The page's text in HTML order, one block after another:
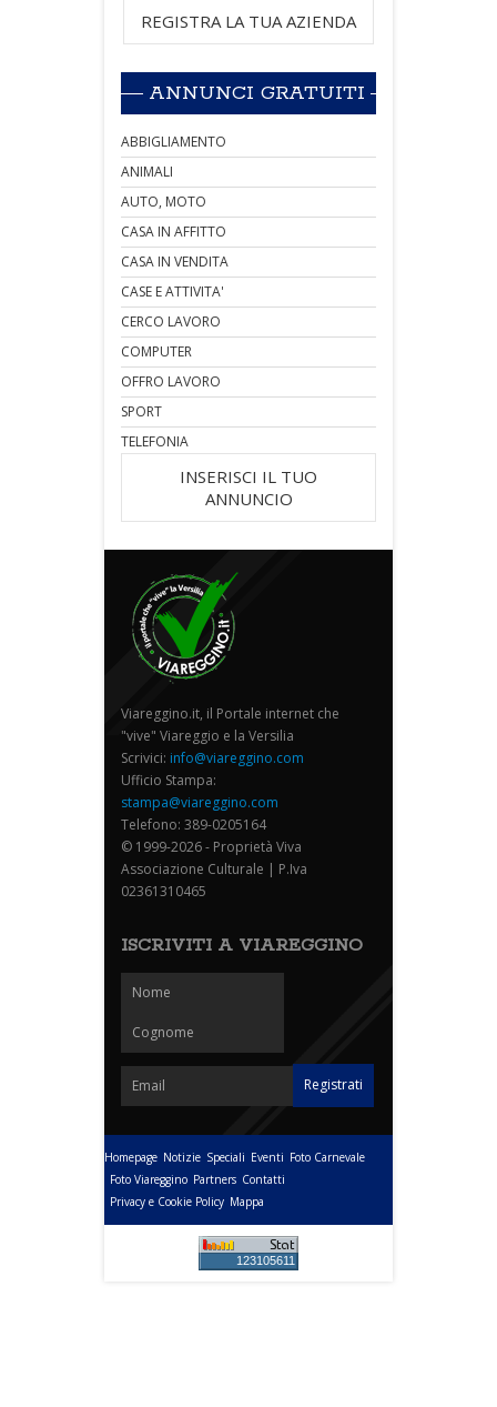
REGISTRA LA TUA AZIENDA
ANNUNCI GRATUITI
ABBIGLIAMENTO
ANIMALI
AUTO, MOTO
CASA IN AFFITTO
CASA IN VENDITA
CASE E ATTIVITA'
CERCO LAVORO
COMPUTER
OFFRO LAVORO
SPORT
TELEFONIA
INSERISCI IL TUO
ANNUNCIO
Viareggino.it, il Portale internet che
"vive" Viareggio e la Versilia
Scrivici: info@viareggino.com
Ufficio Stampa:
stampa@viareggino.com
Telefono: 389-0205164
© 1999-2026 - Proprietà Viva
Associazione Culturale | P.Iva
02361310465
ISCRIVITI A VIAREGGINO
Homepage Notizie Speciali Eventi Foto Carnevale
Foto Viareggino Partners Contatti
Privacy e Cookie Policy Mappa
123105611